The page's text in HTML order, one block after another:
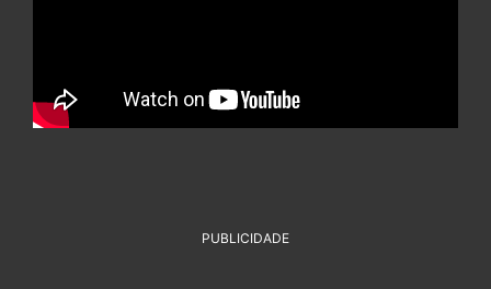
PUBLICIDADE